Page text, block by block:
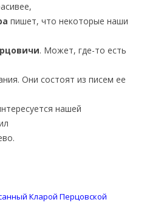
пишет, что некоторые наши
. Может, где-то есть
Они состоят из писем ее
нашей
Кларой Перцовской